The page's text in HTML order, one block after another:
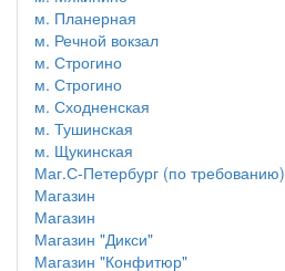
м. Планерная
м. Речной вокзал
м. Строгино
м. Строгино
м. Сходненская
м. Тушинская
м. Щукинская
Маг.С-Петербург (по требованию)
Магазин
Магазин
Магазин "Дикси"
Магазин "Конфитюр"